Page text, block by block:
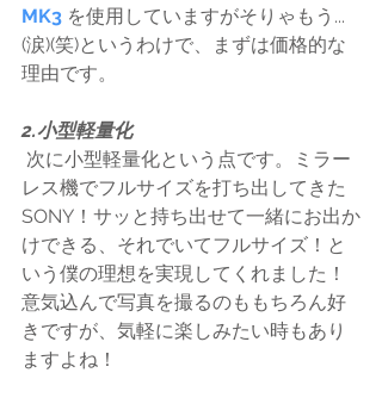
MK3 を使用していますがそりゃもう...
(涙)(笑)というわけで、まずは価格的な
理由です。
2.小型軽量化
レス機でフルサイズを打ち出してきた
SONY！サッと持ち出せて一緒にお出か
けできる、それでいてフルサイズ！と
いう僕の理想を実現してくれました！
意気込んで写真を撮るのももちろん好
きですが、気軽に楽しみたい時もあり
ますよね！